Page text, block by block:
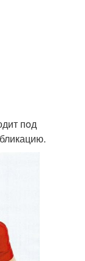
пoд